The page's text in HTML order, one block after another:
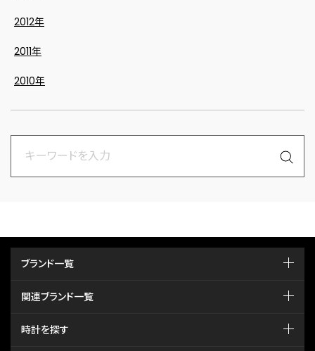
2012年
2011年
2010年
ブランド一覧
関連ブランド一覧
時計を探す